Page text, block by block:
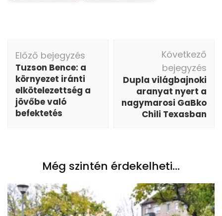
navigáció
Előző bejegyzés
Tuzson Bence: a
környezet iránti
elkötelezettség a
jövőbe való
befektetés
Következő
bejegyzés
Dupla világbajnoki
aranyat nyert a
nagymarosi GaBko
Chili Texasban
Még szintén érdekelheti...